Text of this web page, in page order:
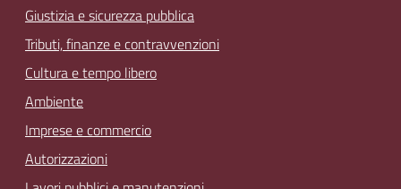
Giustizia e sicurezza pubblica
Tributi, finanze e contravvenzioni
Cultura e tempo libero
Ambiente
Imprese e commercio
Autorizzazioni